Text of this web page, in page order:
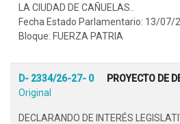
LA CIUDAD DE CAÑUELAS..
Fecha Estado Parlamentario: 13/07/
Bloque: FUERZA PATRIA
D- 2334/26-27- 0 PROYECTO DE
Original
DECLARANDO DE INTERÉS